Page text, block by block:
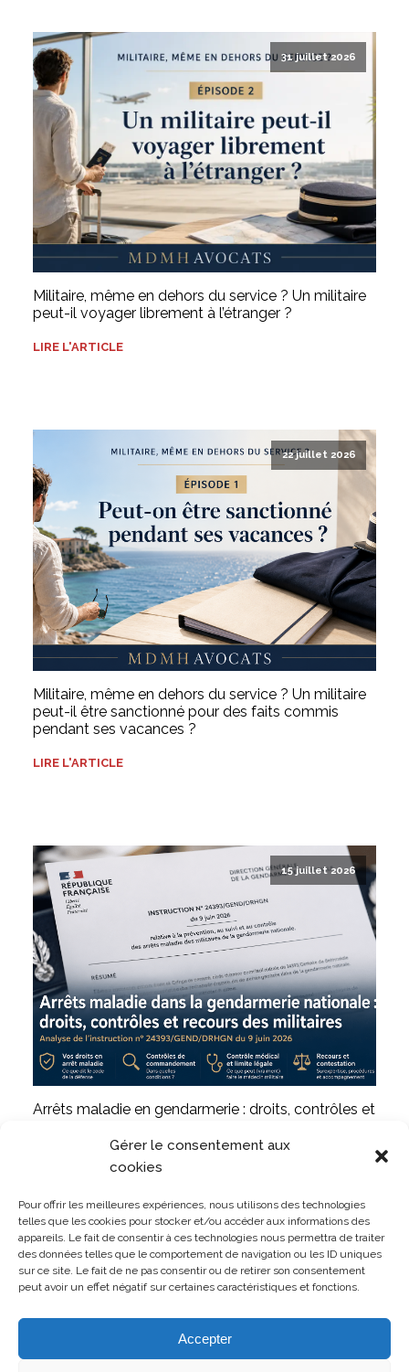
Gérer le consentement aux
cookies
Pour offrir les meilleures expériences, nous utilisons des technologies
telles que les cookies pour stocker et/ou accéder aux informations des
appareils. Le fait de consentir à ces technologies nous permettra de traiter
des données telles que le comportement de navigation ou les ID uniques
sur ce site. Le fait de ne pas consentir ou de retirer son consentement
peut avoir un effet négatif sur certaines caractéristiques et fonctions.
Accepter
31 juillet 2026
Militaire, même en dehors du service ? Un militaire
peut-il voyager librement à l’étranger ?
LIRE L'ARTICLE
22 juillet 2026
Militaire, même en dehors du service ? Un militaire
peut-il être sanctionné pour des faits commis
pendant ses vacances ?
LIRE L'ARTICLE
15 juillet 2026
Arrêts maladie en gendarmerie : droits, contrôles et
TOUTES LES PUBLICATIONS